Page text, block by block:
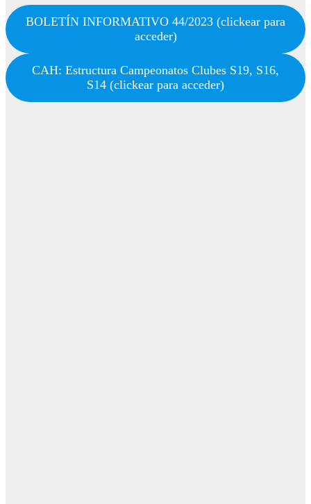
BOLETÍN INFORMATIVO 44/2023 (clickear para
acceder)
CAH: Estructura Campeonatos Clubes S19, S16,
S14 (clickear para acceder)